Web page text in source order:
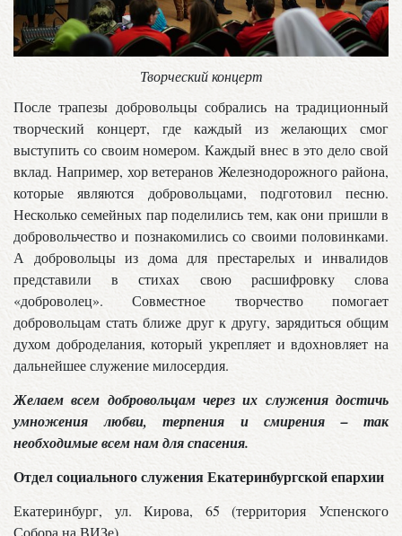
Творческий концерт
После трапезы добровольцы собрались на традиционный
творческий концерт, где каждый из желающих смог
выступить со своим номером. Каждый внес в это дело свой
вклад. Например, хор ветеранов Железнодорожного района,
которые являются добровольцами, подготовил песню.
Несколько семейных пар поделились тем, как они пришли в
добровольчество и познакомились со своими половинками.
А добровольцы из дома для престарелых и инвалидов
представили в стихах свою расшифровку слова
«доброволец». Совместное творчество помогает
добровольцам стать ближе друг к другу, зарядиться общим
духом доброделания, который укрепляет и вдохновляет на
дальнейшее служение милосердия.
Желаем всем добровольцам через их служения достичь
умножения любви, терпения и смирения – так
необходимые всем нам для спасения.
Отдел социального служения Екатеринбургской епархии
Екатеринбург, ул. Кирова, 65 (территория Успенского
Собора на ВИЗе)